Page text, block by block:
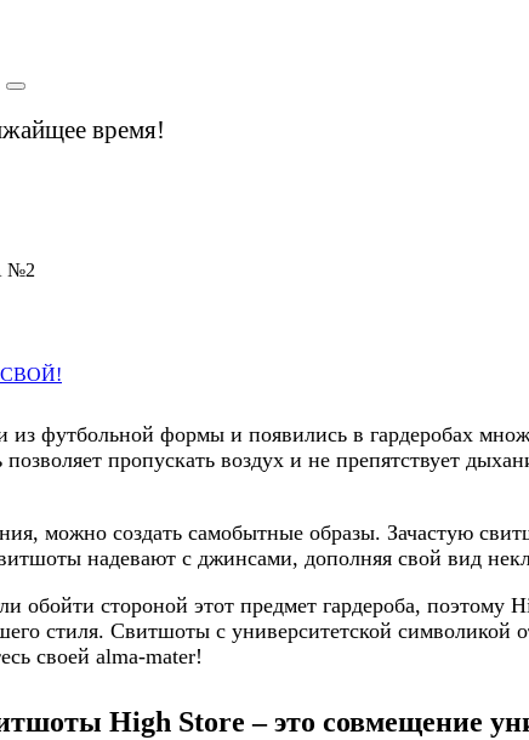
время!
№2
СВОЙ!
футбольной формы и появились в гардеробах
пропускать воздух и не препятствует
можно создать самобытные образы. Зачастую
надевают с джинсами, дополняя свой вид
обойти стороной этот предмет гардероба, поэтому
стиля. Свитшоты с университетской
своей alma-mater!
High Store – это совмещение